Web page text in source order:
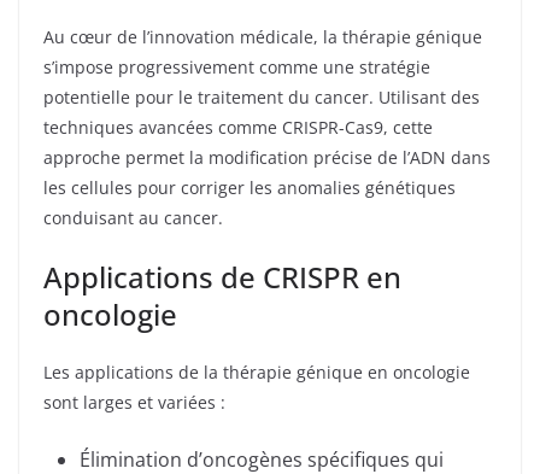
Au cœur de l’innovation médicale, la thérapie génique
s’impose progressivement comme une stratégie
potentielle pour le traitement du cancer. Utilisant des
techniques avancées comme CRISPR-Cas9, cette
approche permet la modification précise de l’ADN dans
les cellules pour corriger les anomalies génétiques
conduisant au cancer.
Applications de CRISPR en
oncologie
Les applications de la thérapie génique en oncologie
sont larges et variées :
Élimination d’oncogènes spécifiques qui